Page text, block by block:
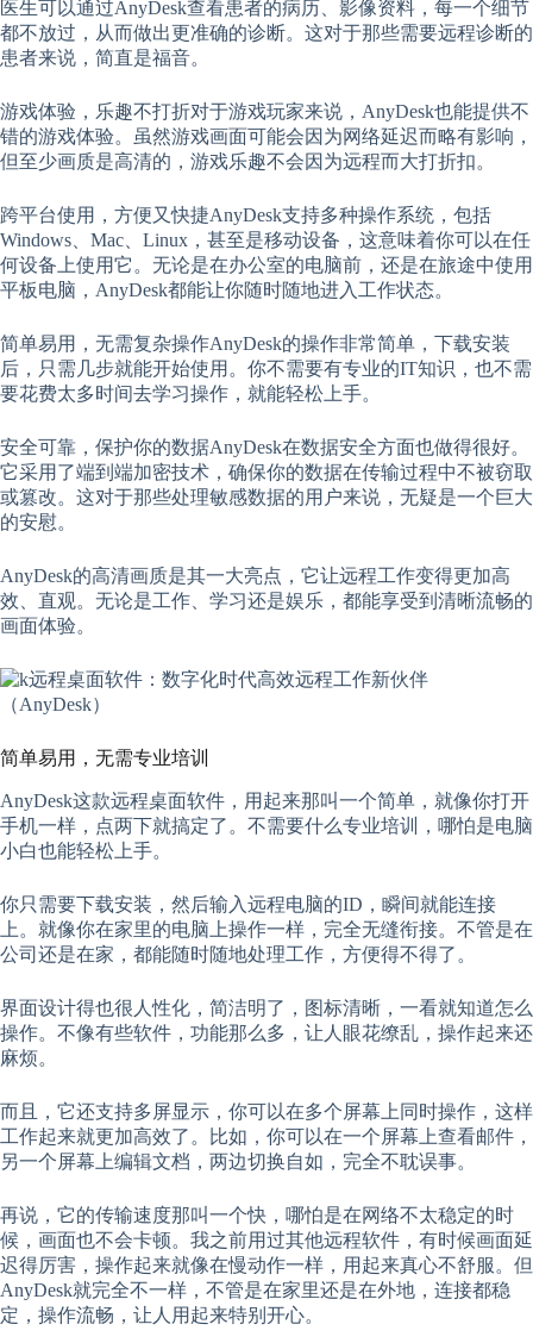
医生可以通过AnyDesk查看患者的病历、影像资料，每一个细节
都不放过，从而做出更准确的诊断。这对于那些需要远程诊断的
患者来说，简直是福音。
游戏体验，乐趣不打折对于游戏玩家来说，AnyDesk也能提供不
错的游戏体验。虽然游戏画面可能会因为网络延迟而略有影响，
但至少画质是高清的，游戏乐趣不会因为远程而大打折扣。
跨平台使用，方便又快捷AnyDesk支持多种操作系统，包括
Windows、Mac、Linux，甚至是移动设备，这意味着你可以在任
何设备上使用它。无论是在办公室的电脑前，还是在旅途中使用
平板电脑，AnyDesk都能让你随时随地进入工作状态。
简单易用，无需复杂操作AnyDesk的操作非常简单，下载安装
后，只需几步就能开始使用。你不需要有专业的IT知识，也不需
要花费太多时间去学习操作，就能轻松上手。
安全可靠，保护你的数据AnyDesk在数据安全方面也做得很好。
它采用了端到端加密技术，确保你的数据在传输过程中不被窃取
或篡改。这对于那些处理敏感数据的用户来说，无疑是一个巨大
的安慰。
AnyDesk的高清画质是其一大亮点，它让远程工作变得更加高
效、直观。无论是工作、学习还是娱乐，都能享受到清晰流畅的
画面体验。
简单易用，无需专业培训
AnyDesk这款远程桌面软件，用起来那叫一个简单，就像你打开
手机一样，点两下就搞定了。不需要什么专业培训，哪怕是电脑
小白也能轻松上手。
你只需要下载安装，然后输入远程电脑的ID，瞬间就能连接
上。就像你在家里的电脑上操作一样，完全无缝衔接。不管是在
公司还是在家，都能随时随地处理工作，方便得不得了。
界面设计得也很人性化，简洁明了，图标清晰，一看就知道怎么
操作。不像有些软件，功能那么多，让人眼花缭乱，操作起来还
麻烦。
而且，它还支持多屏显示，你可以在多个屏幕上同时操作，这样
工作起来就更加高效了。比如，你可以在一个屏幕上查看邮件，
另一个屏幕上编辑文档，两边切换自如，完全不耽误事。
再说，它的传输速度那叫一个快，哪怕是在网络不太稳定的时
候，画面也不会卡顿。我之前用过其他远程软件，有时候画面延
迟得厉害，操作起来就像在慢动作一样，用起来真心不舒服。但
AnyDesk就完全不一样，不管是在家里还是在外地，连接都稳
定，操作流畅，让人用起来特别开心。